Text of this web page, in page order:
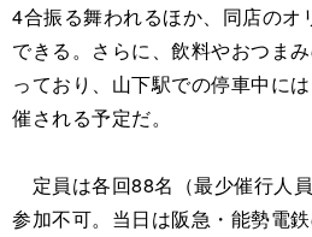
4合振る舞われるほか、同店のオ
できる。さらに、飲料やおつま
っており、山下駅での停車中に
催される予定だ。
定員は各回88名（最少催行人
参加不可。当日は阪急・能勢電